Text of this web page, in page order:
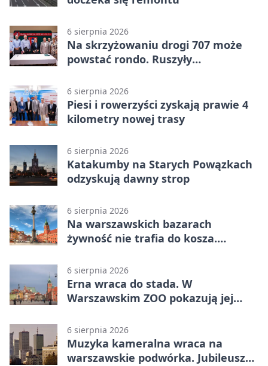
6 sierpnia 2026
Na skrzyżowaniu drogi 707 może
powstać rondo. Ruszyły
6 sierpnia 2026
Piesi i rowerzyści zyskają prawie 4
kilometry nowej trasy
6 sierpnia 2026
Katakumby na Starych Powązkach
odzyskują dawny strop
6 sierpnia 2026
Na warszawskich bazarach
żywność nie trafia do kosza.
6 sierpnia 2026
Erna wraca do stada. W
Warszawskim ZOO pokazują jej
6 sierpnia 2026
Muzyka kameralna wraca na
warszawskie podwórka. Jubileusz